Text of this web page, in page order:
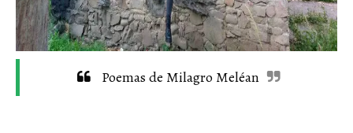
Poemas de Milagro Meléan